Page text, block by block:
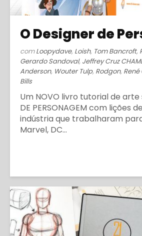
comLoopydave, Loish, Tom Bancroft,
Gerardo Sandoval, Jeffrey Cruz
Anderson, Wouter Tulp, Rodgon,
Bills
Um NOVO livro tutorial de arte
DE PERSONAGEM com lições
indústria que trabalharam
Marvel, DC...